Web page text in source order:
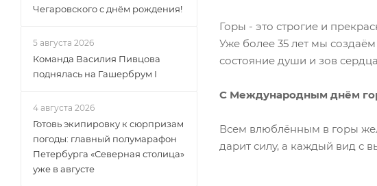
Горы - это строгие и
Уже более 35 лет мы
состояние души и зов
С Международным днём
Всем влюблённым в горы
дарит силу, а каждый вид с
Чегаровского с днём рождения!
5 августа 2026
Команда Василия Пивцова
поднялась на Гашербрум I
4 августа 2026
Готовь экипировку к сюрпризам
погоды: главный полумарафон
Петербурга «Северная столица»
уже в августе